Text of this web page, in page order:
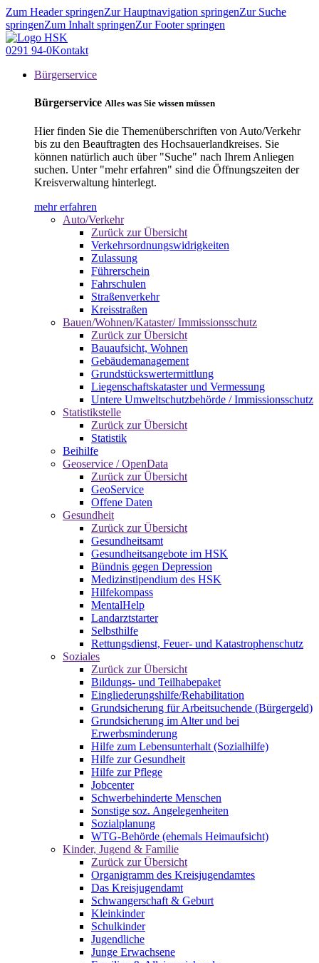
Zum Header springenZur Hauptnavigation springenZur Suche
springenZum Inhalt springenZur Footer springen
0291 94-0Kontakt
Bürgerservice
Bürgerservice Alles was Sie wissen müssen
Hier finden Sie die Themenüberschriften von Auto/Verkehr
bis zu den Beauftragten des Hochsauerlandkreises. Sie
können natürlich auch über "Suche" nach Ihrem Anliegen
suchen. Unter "mehr erfahren" sind die Öffnungszeiten der
Kreisverwaltung hinterlegt.
mehr erfahren
Auto/Verkehr
Zurück zur Übersicht
Verkehrsordnungswidrigkeiten
Zulassung
Führerschein
Fahrschulen
Straßenverkehr
Kreisstraßen
Bauen/Wohnen/Kataster/ Immissionsschutz
Zurück zur Übersicht
Bauaufsicht, Wohnen
Gebäudemanagement
Grundstückswertermittlung
Liegenschaftskataster und Vermessung
Untere Umweltschutzbehörde / Immissionsschutz
Statistikstelle
Zurück zur Übersicht
Statistik
Beihilfe
Geoservice / OpenData
Zurück zur Übersicht
GeoService
Offene Daten
Gesundheit
Zurück zur Übersicht
Gesundheitsamt
Gesundheitsangebote im HSK
Bündnis gegen Depression
Medizinstipendium des HSK
Hilfekompass
MentalHelp
Landarztstarter
Selbsthilfe
Rettungsdienst, Feuer- und Katastrophenschutz
Soziales
Zurück zur Übersicht
Bildungs- und Teilhabepaket
Eingliederungshilfe/Rehabilitation
Grundsicherung für Arbeitsuchende (Bürgergeld)
Grundsicherung im Alter und bei
Erwerbsminderung
Hilfe zum Lebensunterhalt (Sozialhilfe)
Hilfe zur Gesundheit
Hilfe zur Pflege
Jobcenter
Schwerbehinderte Menschen
Sonstige soz. Angelegenheiten
Sozialplanung
WTG-Behörde (ehemals Heimaufsicht)
Kinder, Jugend & Familie
Zurück zur Übersicht
Organigramm des Kreisjugendamtes
Das Kreisjugendamt
Schwangerschaft & Geburt
Kleinkinder
Schulkinder
Jugendliche
Junge Erwachsene